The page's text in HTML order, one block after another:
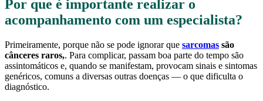
Por que é importante realizar o
acompanhamento com um especialista?
Primeiramente, porque não se pode ignorar que sarcomas são
cânceres raros,. Para complicar, passam boa parte do tempo são
assintomáticos e, quando se manifestam, provocam sinais e sintomas
genéricos, comuns a diversas outras doenças — o que dificulta o
diagnóstico.